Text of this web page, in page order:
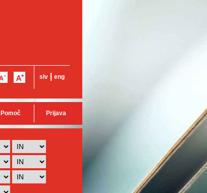
slv eng
Pomoč Prijava